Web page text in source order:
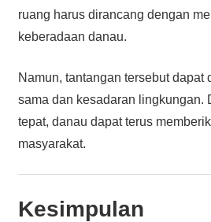
ruang harus dirancang dengan
keberadaan danau.
Namun, tantangan tersebut dapat
sama dan kesadaran lingkungan.
tepat, danau dapat terus
masyarakat.
Kesimpulan